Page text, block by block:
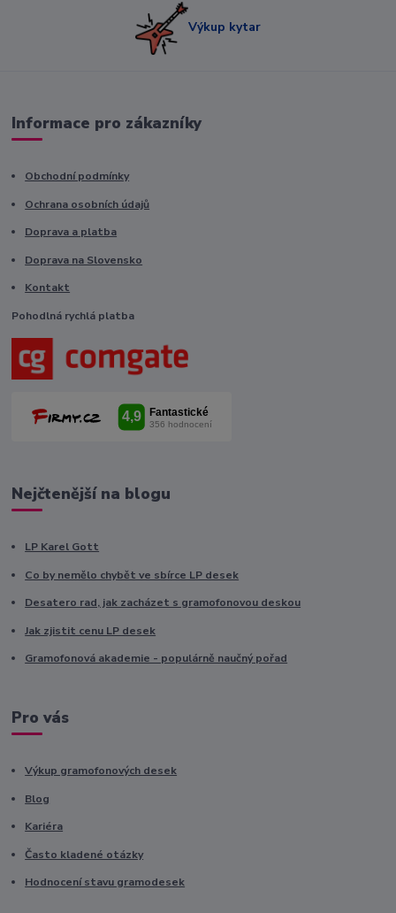
Výkup kytar
Informace pro zákazníky
Obchodní podmínky
Ochrana osobních údajů
Doprava a platba
Doprava na Slovensko
Kontakt
Pohodlná rychlá platba
Nejčtenější na blogu
LP Karel Gott
Co by nemělo chybět ve sbírce LP desek
Desatero rad, jak zacházet s gramofonovou deskou
Jak zjistit cenu LP desek
Gramofonová akademie - populárně naučný pořad
Pro vás
Výkup gramofonových desek
Blog
Kariéra
Často kladené otázky
Hodnocení stavu gramodesek